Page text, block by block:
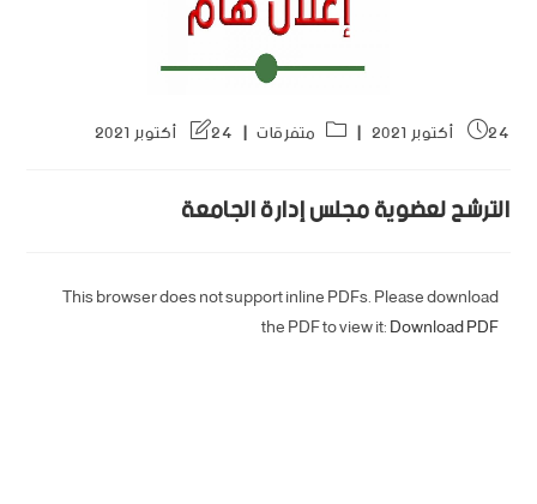
24 أكتوبر 2021 متفرقات 24 أكتوبر 2021
الترشح لعضوية مجلس إدارة الجامعة
This browser does not support inline PDFs. Please download
the PDF to view it:Download PDF